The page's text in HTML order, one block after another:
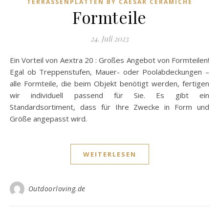
TERRASSENPLATTEN BY CAESAR CERAMICHE
Formteile
24. Juli 2023
Ein Vorteil von Aextra 20 : Großes Angebot von Formteilen!
Egal ob Treppenstufen, Mauer- oder Poolabdeckungen –
alle Formteile, die beim Objekt benötigt werden, fertigen
wir individuell passend für Sie. Es gibt ein
Standardsortiment, dass für Ihre Zwecke in Form und
Größe angepasst wird.
WEITERLESEN
Outdoorloving.de